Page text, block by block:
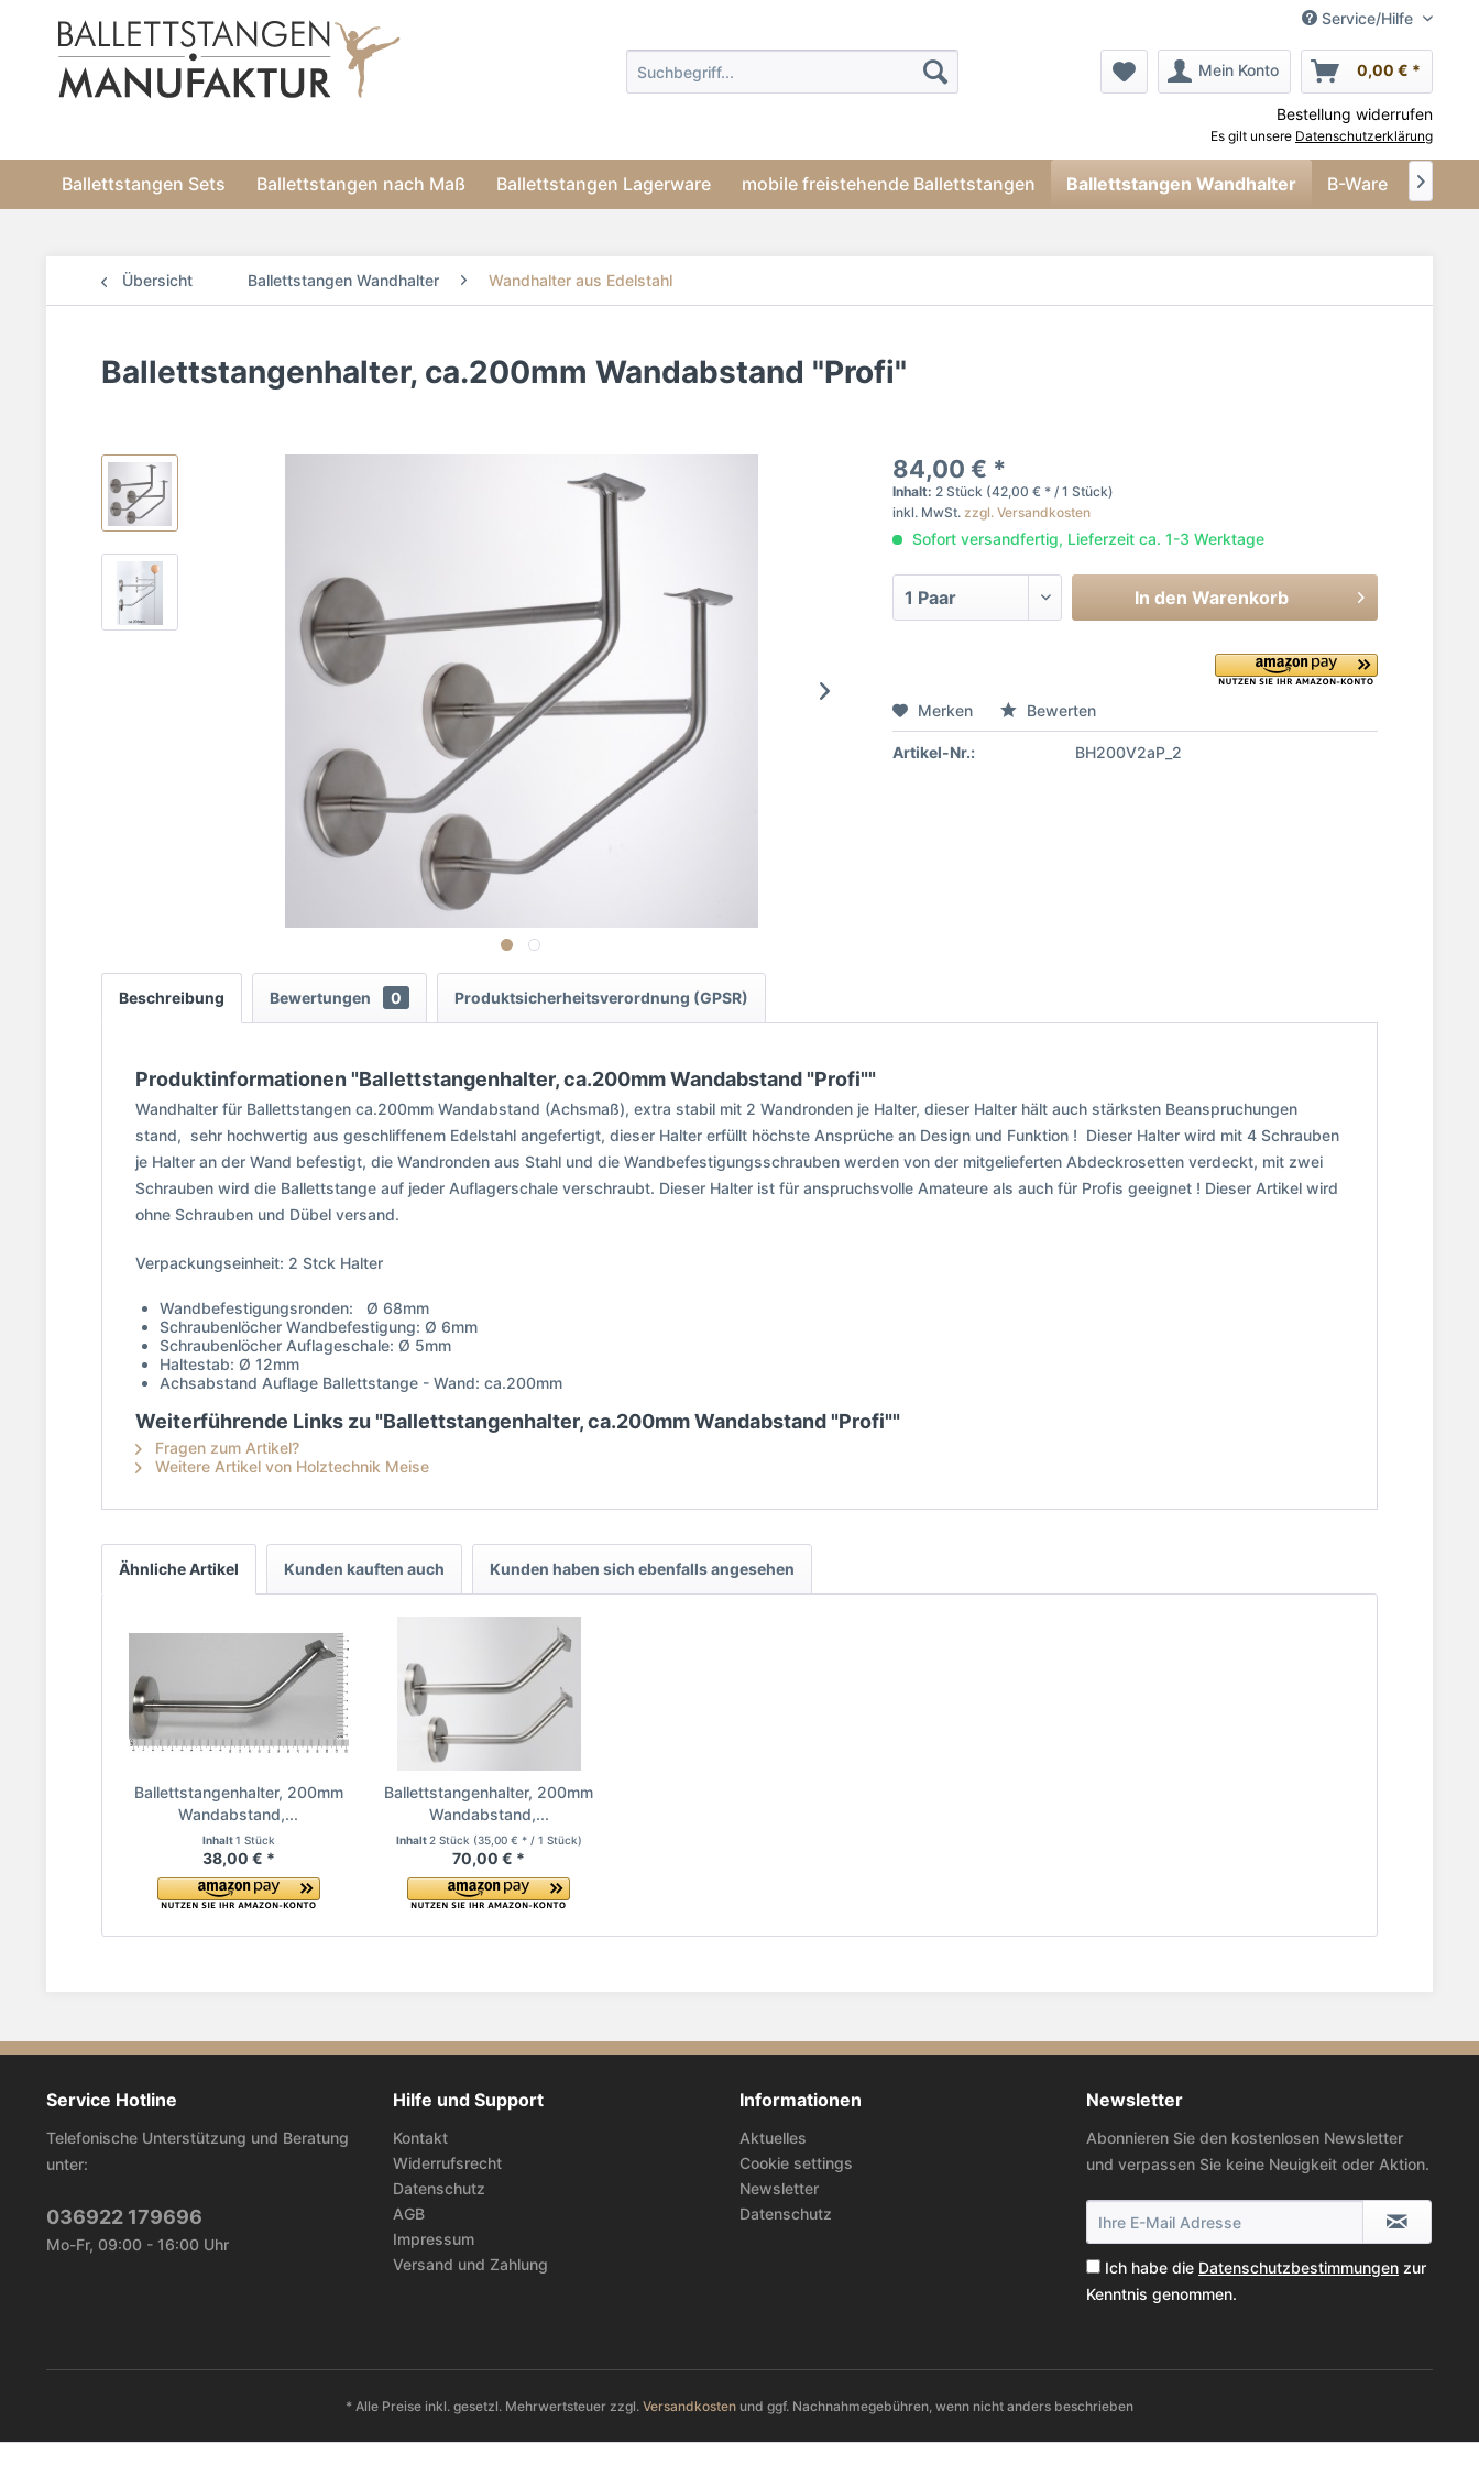
Service/Hilfe
Mein Konto 0,00 € *
Bestellung widerrufen
Es gilt unsere Datenschutzerklärung
Ballettstangen Sets Ballettstangen nach Maß Ballettstangen Lagerware mobile freistehende Ballettstangen Ballettstangen Wandhalter B-Ware Rund

Übersicht Ballettstangen Wandhalter Wandhalter aus Edelstahl
Ballettstangenhalter, ca.200mm Wandabstand "Profi"
84,00 € *
Inhalt:2 Stück (42,00 € * / 1 Stück)
inkl. MwSt.zzgl. Versandkosten
Sofort versandfertig, Lieferzeit ca. 1-3 Werktage
In den Warenkorb
Merken Bewerten
Artikel-Nr.: BH200V2aP_2
Beschreibung Bewertungen 0 Produktsicherheitsverordnung (GPSR)
Produktinformationen "Ballettstangenhalter, ca.200mm Wandabstand "Profi""
Wandhalter für Ballettstangen ca.200mm Wandabstand (Achsmaß), extra stabil mit 2 Wandronden je Halter, dieser Halter hält auch stärksten Beanspruchungen
stand, sehr hochwertig aus geschliffenem Edelstahl angefertigt, dieser Halter erfüllt höchste Ansprüche an Design und Funktion ! Dieser Halter wird mit 4 Schrauben
je Halter an der Wand befestigt, die Wandronden aus Stahl und die Wandbefestigungsschrauben werden von der mitgelieferten Abdeckrosetten verdeckt, mit zwei
Schrauben wird die Ballettstange auf jeder Auflagerschale verschraubt. Dieser Halter ist für anspruchsvolle Amateure als auch für Profis geeignet ! Dieser Artikel wird
ohne Schrauben und Dübel versand.
Verpackungseinheit: 2 Stck Halter
Wandbefestigungsronden: Ø 68mm
Schraubenlöcher Wandbefestigung: Ø 6mm
Schraubenlöcher Auflageschale: Ø 5mm
Haltestab: Ø 12mm
Achsabstand Auflage Ballettstange - Wand: ca.200mm
Weiterführende Links zu "Ballettstangenhalter, ca.200mm Wandabstand "Profi""
Fragen zum Artikel?
Weitere Artikel von Holztechnik Meise
Ähnliche Artikel Kunden kauften auch Kunden haben sich ebenfalls angesehen
Ballettstangenhalter, 200mm
Wandabstand,...
Inhalt1 Stück
38,00 € *
Ballettstangenhalter, 200mm
Wandabstand,...
Inhalt2 Stück (35,00 € * / 1 Stück)
70,00 € *
Service Hotline
Telefonische Unterstützung und Beratung
unter:
036922 179696
Mo-Fr, 09:00 - 16:00 Uhr
Hilfe und Support
Kontakt
Widerrufsrecht
Datenschutz
AGB
Impressum
Versand und Zahlung
Informationen
Aktuelles
Cookie settings
Newsletter
Datenschutz
Newsletter
Abonnieren Sie den kostenlosen Newsletter
und verpassen Sie keine Neuigkeit oder Aktion.
Ich habe die Datenschutzbestimmungen zur
Kenntnis genommen.
* Alle Preise inkl. gesetzl. Mehrwertsteuer zzgl. Versandkosten und ggf. Nachnahmegebühren, wenn nicht anders beschrieben